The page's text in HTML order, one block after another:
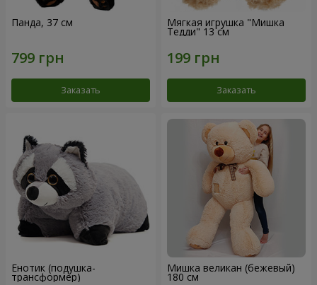
Панда, 37 см
Заказать
Мягкая игрушка "Мишка
Тедди" 13 см
Заказать
Енотик (подушка-
трансформер)
Мишка великан (бежевый)
180 см